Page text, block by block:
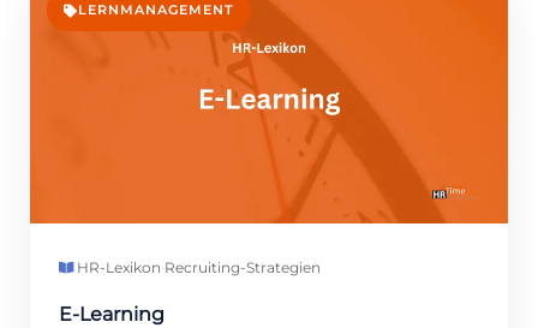
LERNMANAGEMENT
HR-Lexikon·Recruiting-Strategien
E-Learning